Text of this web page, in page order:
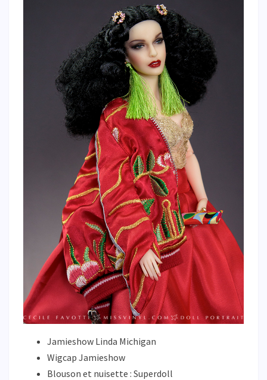
Jamieshow Linda Michigan
Wigcap Jamieshow
Blouson et nuisette : Superdoll